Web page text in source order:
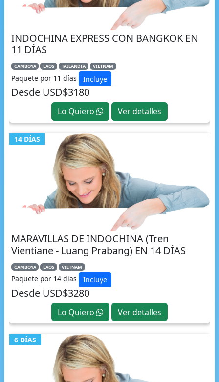
INDOCHINA EXPRESS CON BANGKOK EN
11 DÍAS
CAMBOYA LAOS TAILANDIA VIETNAM
Paquete por 11 días Incluye
Desde USD$3180
Lo Quiero Ver detalles
14 DÍAS
MARAVILLAS DE INDOCHINA (Tren
Vientiane - Luang Prabang) EN 14 DÍAS
CAMBOYA LAOS VIETNAM
Paquete por 14 días Incluye
Desde USD$3280
Lo Quiero Ver detalles
6 DÍAS